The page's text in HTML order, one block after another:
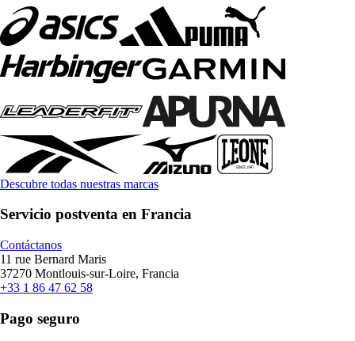
Descubre todas nuestras marcas
Servicio postventa en Francia
Contáctanos
11 rue Bernard Maris
37270 Montlouis-sur-Loire, Francia
+33 1 86 47 62 58
Pago seguro